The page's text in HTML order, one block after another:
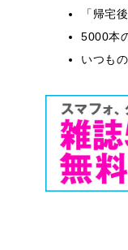
「帰宅
5000本
いつも